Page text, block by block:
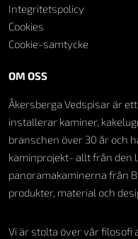
OM OSS
Åkersberga Vedspisar är
installerar kaminer,
branschen över 30 år och
kaminprojekt- allt från den
panoramakaminerna från
produkter, material och
Vi är stolta över vår filosofi
Integritetspolicy
Cookies
Cookie-samtycke